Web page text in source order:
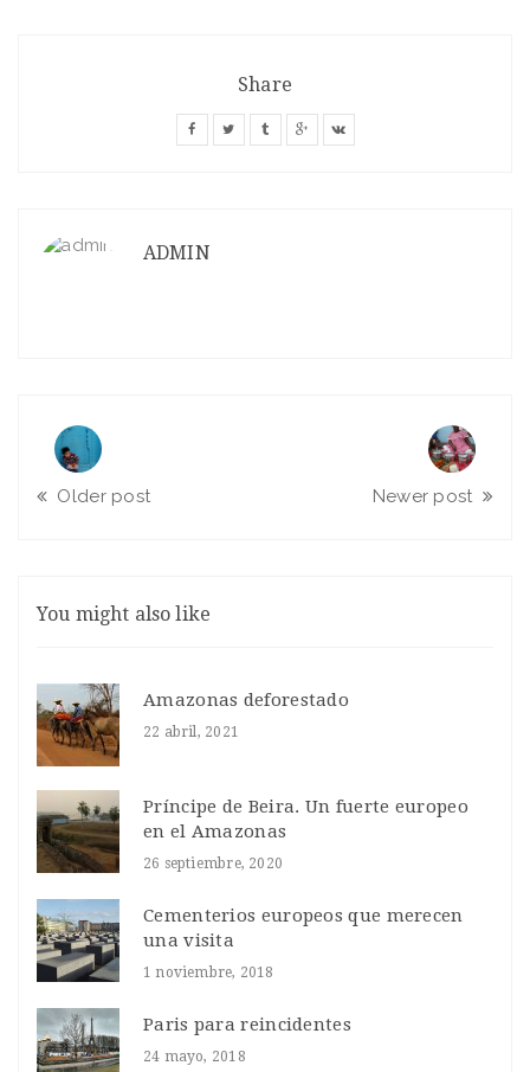
Share
ADMIN
Older post Newer post
You might also like
Amazonas deforestado
22 abril, 2021
Príncipe de Beira. Un fuerte europeo
en el Amazonas
26 septiembre, 2020
Cementerios europeos que merecen
una visita
1 noviembre, 2018
Paris para reincidentes
24 mayo, 2018